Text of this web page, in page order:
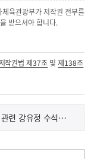
육관광부가 저작권 전부를
받으셔야 합니다.
작권법 제37조 및제138조
이재명 대통령, 성남 모란민속 5일장 방문 관련 강유정 수석대변인 서면브리핑